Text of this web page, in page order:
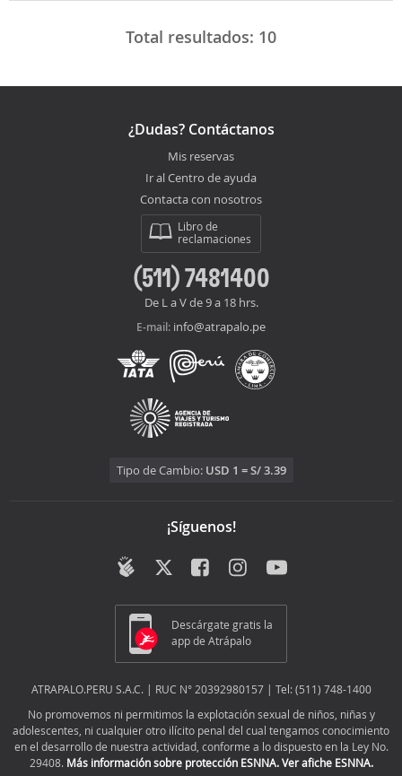
Total resultados: 10
¿Dudas? Contáctanos
Mis reservas
Ir al Centro de ayuda
Contacta con nosotros
Libro de
reclamaciones
(511) 7481400
De L a V de 9 a 18 hrs.
E-mail: info@atrapalo.pe
Tipo de Cambio: USD 1 = S/ 3.39
¡Síguenos!
Descárgate gratis la
app de Atrápalo
ATRAPALO.PERU S.A.C. | RUC N° 20392980157 | Tel: (511) 748-1400
No promovemos ni permitimos la explotación sexual de niños, niñas y
adolescentes, ni cualquier otro ilícito penal del cual tengamos conocimiento
en el desarrollo de nuestra actividad, conforme a lo dispuesto en la Ley No.
29408. Más información sobre protección ESNNA. Ver afiche ESNNA.